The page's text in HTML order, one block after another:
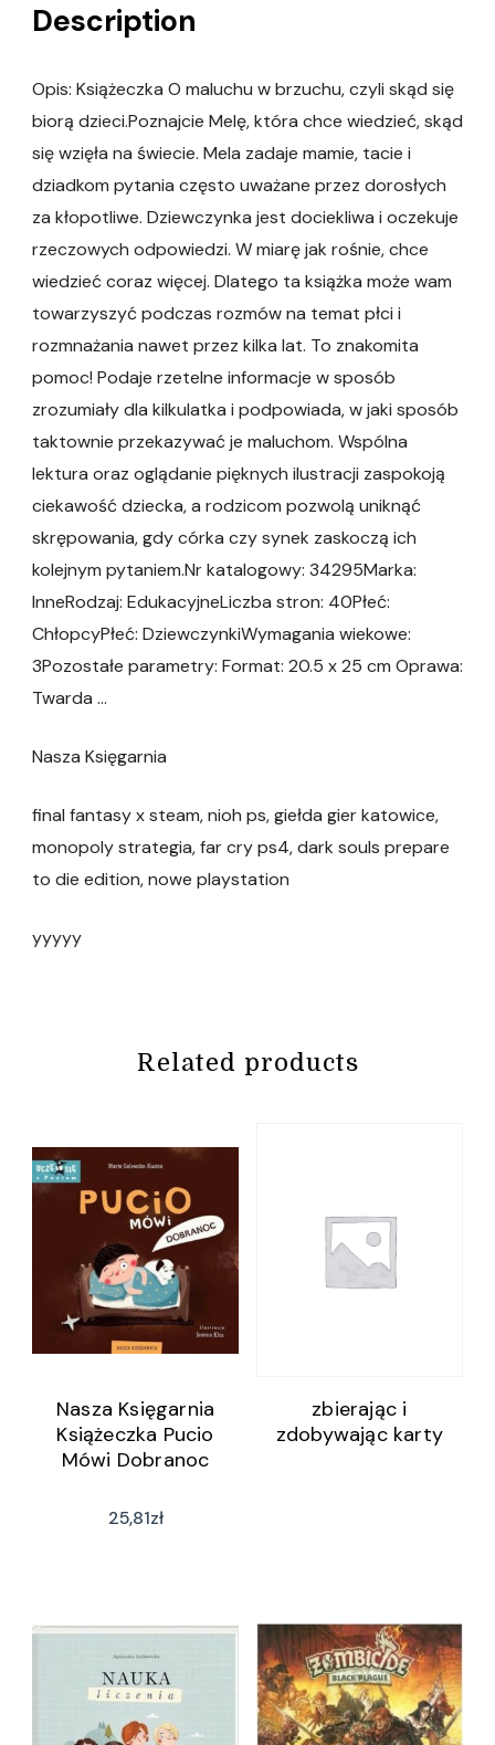
Description
Opis: Książeczka O maluchu w brzuchu, czyli skąd się
biorą dzieci.Poznajcie Melę, która chce wiedzieć, skąd
się wzięła na świecie. Mela zadaje mamie, tacie i
dziadkom pytania często uważane przez dorosłych
za kłopotliwe. Dziewczynka jest dociekliwa i oczekuje
rzeczowych odpowiedzi. W miarę jak rośnie, chce
wiedzieć coraz więcej. Dlatego ta książka może wam
towarzyszyć podczas rozmów na temat płci i
rozmnażania nawet przez kilka lat. To znakomita
pomoc! Podaje rzetelne informacje w sposób
zrozumiały dla kilkulatka i podpowiada, w jaki sposób
taktownie przekazywać je maluchom. Wspólna
lektura oraz oglądanie pięknych ilustracji zaspokoją
ciekawość dziecka, a rodzicom pozwolą uniknąć
skrępowania, gdy córka czy synek zaskoczą ich
kolejnym pytaniem.Nr katalogowy: 34295Marka:
InneRodzaj: EdukacyjneLiczba stron: 40Płeć:
ChłopcyPłeć: DziewczynkiWymagania wiekowe:
3Pozostałe parametry: Format: 20.5 x 25 cm Oprawa:
Twarda …
Nasza Księgarnia
final fantasy x steam, nioh ps, giełda gier katowice,
monopoly strategia, far cry ps4, dark souls prepare
to die edition, nowe playstation
yyyyy
Related products
Nasza Księgarnia
Książeczka Pucio
Mówi Dobranoc
25,81zł
zbierając i
zdobywając karty